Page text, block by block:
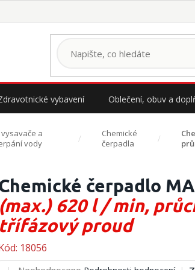
vybavení Oblečení, obuv a
a
vody
Chemické
čerpadla
čerpadlo
(max.) 620 l / min,
třífázový proud
18056